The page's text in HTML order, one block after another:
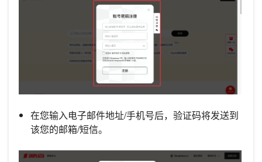
在您输入电子邮件地址/手机号后，验证码将发送到
该您的邮箱/短信。